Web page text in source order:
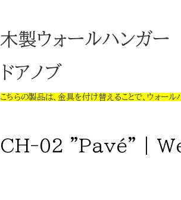
木製ウォールハンガー
ドアノブ
こちらの製品は、金具を付け替えることで、ウォール
CH-02 "Pavé" |